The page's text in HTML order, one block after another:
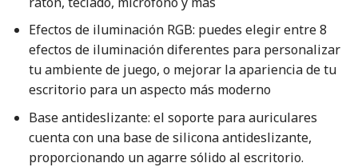
Efectos de iluminación RGB: puedes elegir entre 8
efectos de iluminación diferentes para personalizar
tu ambiente de juego, o mejorar la apariencia de tu
escritorio para un aspecto más moderno
Base antideslizante: el soporte para auriculares
cuenta con una base de silicona antideslizante,
proporcionando un agarre sólido al escritorio.